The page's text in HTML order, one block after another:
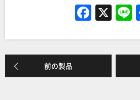
F
a
c
e
b
X
前の製品